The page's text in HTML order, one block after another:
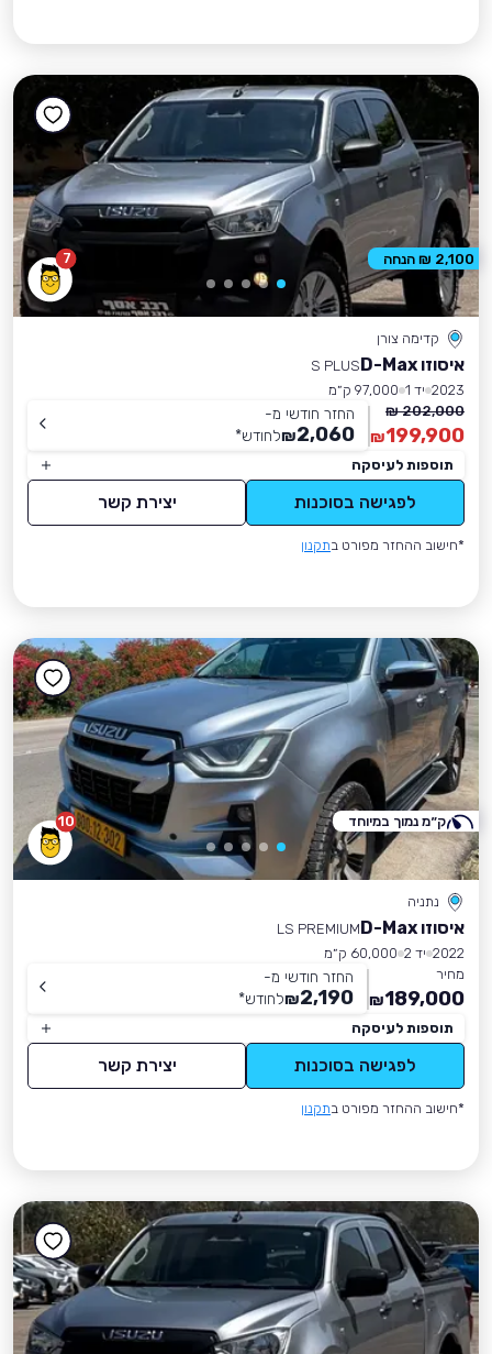
7
קדימה צורן
איסוזו D-Max
S PLUS
2023 יד 1
97,000 ק״מ
202,000 ₪
199,900
₪
החזר חודשי מ-
2,060
₪לחודש*
תוספות לעיסקה
לפגישה בסוכנות יצירת קשר
*חישוב ההחזר מפורט בתקנון
2,100 ₪ הנחה
10
נתניה
איסוזו D-Max
LS PREMIUM
2022 יד 2
60,000 ק״מ
מחיר
189,000
₪
החזר חודשי מ-
2,190
₪לחודש*
תוספות לעיסקה
לפגישה בסוכנות יצירת קשר
*חישוב ההחזר מפורט בתקנון
ק״מ נמוך במיוחד